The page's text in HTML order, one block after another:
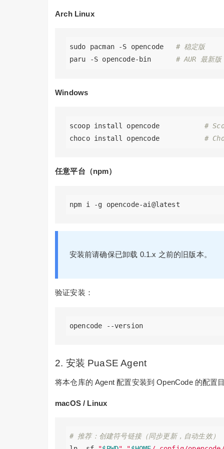
Arch Linux
sudo pacman -S opencode # 稳定版
paru -S opencode-bin # AUR 最新版
Windows
scoop install opencode #
choco install opencode #
任意平台（npm）
安装前请确保已卸载 0.1.x 之前的旧版本。
验证安装：
2. 安装 PuaSE Agent
将本仓库的 Agent 配置安装到 OpenCode 的配置
macOS / Linux
# 推荐：创建符号链接（同步更新，自动生效）